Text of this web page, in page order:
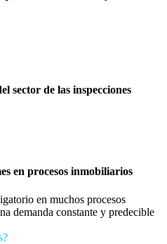
sector de las inspecciones
en procesos inmobiliarios
en muchos procesos
demanda constante y predecible